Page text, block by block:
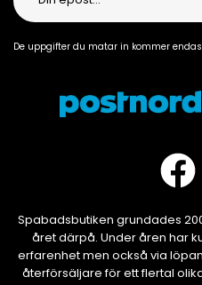
De uppgifter du matar in kommer
Spabadsbutiken grundades
året därpå. Under åren har
erfarenhet men också via
återförsäljare för ett flertal